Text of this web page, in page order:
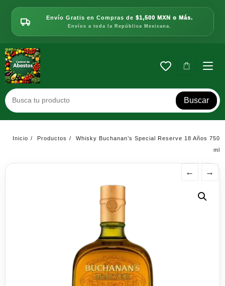
contenido
Envío Gratis en Compras de $1,500 MXN o Más.
Envíos a toda la República Mexicana.
Buscar
Inicio Productos
Whisky Buchanan’s Special Reserve 18 Años 750
ml
← →